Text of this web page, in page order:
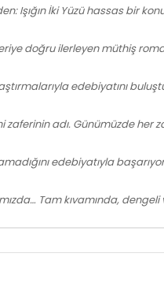
Işığın İki Yüzü hassas bir
doğru ilerleyen müthiş
edebiyatını
zaferinin adı. Günümüzde her
edebiyatıyla
Tam kıvamında,